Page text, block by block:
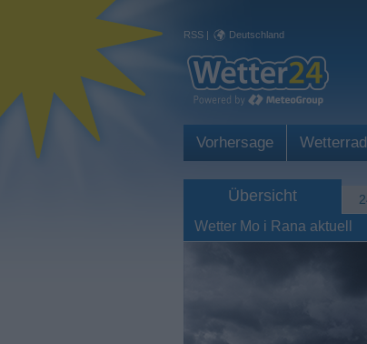
RSS | Deutschland
Vorhersage
Übersicht
Wetter Mo i Rana aktuell